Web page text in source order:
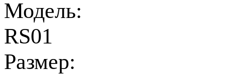
Модель:
RS01
Размер: